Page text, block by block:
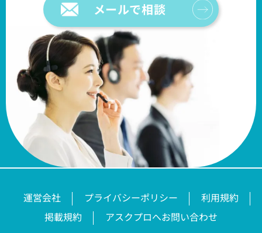
メールで相談
運営会社 プライバシーポリシー
利用規約
掲載規約
アスクプロへお問い合わせ